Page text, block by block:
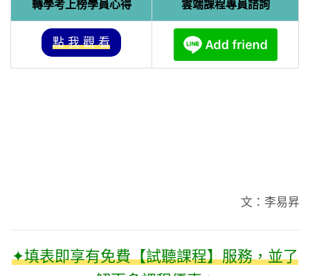
轉學考上榜學員心得 雲端課程專員諮詢
點 我 觀 看
文：李易昇
✦填表即享有免費【試聽課程】服務，並了